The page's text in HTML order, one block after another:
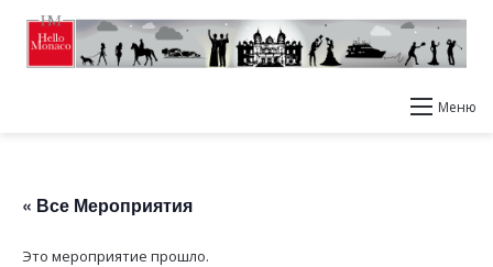
Меню
« Все Мероприятия
Это мероприятие прошло.